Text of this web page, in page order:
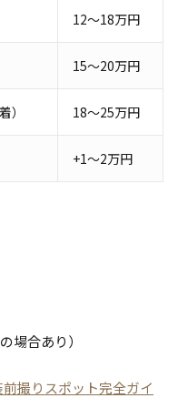
12〜18万円
15〜20万円
） 18〜25万円
+1〜2万円
場合あり）
撮りスポット完全ガイ